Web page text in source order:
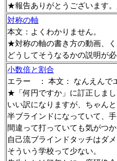
★報告ありがとうございます。
対称の軸
本文：よくわかりません。
★対称の軸の書き方の動画、く
どうしてそうなるかの説明が
小数倍と割合
エラー ： 本文： なんえんで
★「何円ですか」に訂正しまし
いい訳になりますが、ちゃん
半ブラインドになっていて、
間違って打っていても気がつか
自己流ブラインドタッチはダ
そういう学校って少ない。